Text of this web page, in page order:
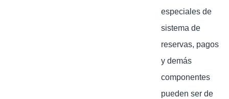
especiales de
sistema de
reservas, pagos
y demás
componentes
pueden ser de